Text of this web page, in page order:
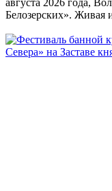
августа 2026 года,
Белозерских». Живая